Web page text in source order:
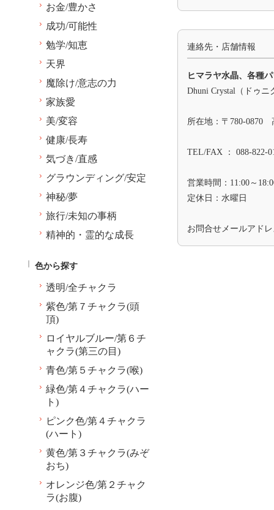
連絡先・店舗情報
ヒマラヤ水晶、各種
Dhuni Crystal（ドゥニ
所在地：〒780-0870
TEL/FAX ： 088-822-
営業時間：11:00～
定休日：水曜日
お問合せメールアド
お金/豊かさ
成功/可能性
勉学/知恵
天界
魔除け/意志の力
家族愛
美/変容
健康/長寿
気づき/直感
グラウンディング/安定
神秘/夢
旅行/未知の事柄
精神的・霊的な成長
色から探す
透明/全チャクラ
紫色/第７チャクラ(頭
頂)
ロイヤルブルー/第６チ
ャクラ(第三の目)
青色/第５チャクラ(喉)
緑色/第４チャクラ(ハー
ト)
ピンク色/第４チャクラ
(ハート)
黄色/第３チャクラ(みぞ
おち)
オレンジ色/第２チャク
ラ(お腹)